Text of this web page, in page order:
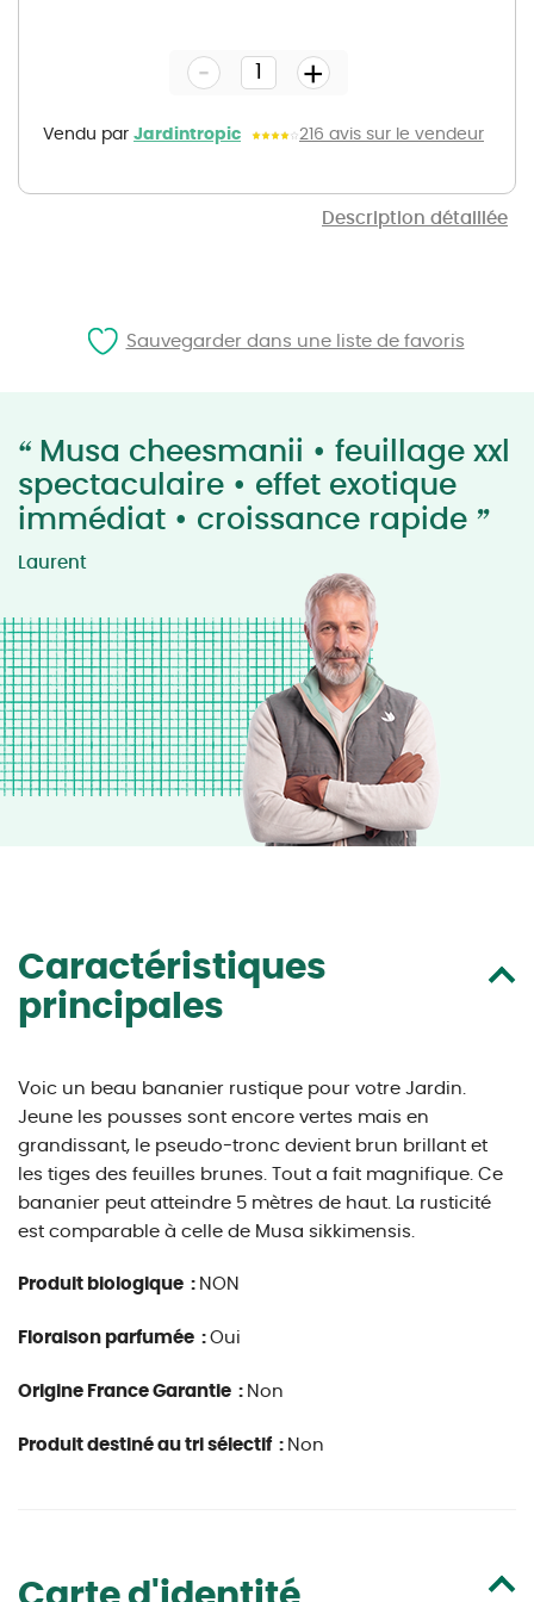
Description détaillée
gallery
Vendu par Jardintropic 216 avis sur le vendeur
- +
“ Musa cheesmanii • feuillage xxl
spectaculaire • effet exotique
immédiat • croissance rapide ”
Laurent
Caractéristiques
principales
Voic un beau bananier rustique pour votre Jardin.
Jeune les pousses sont encore vertes mais en
grandissant, le pseudo-tronc devient brun brillant et
les tiges des feuilles brunes. Tout a fait magnifique. Ce
bananier peut atteindre 5 mètres de haut. La rusticité
est comparable à celle de Musa sikkimensis.
Produit biologique : NON
Floraison parfumée : Oui
Origine France Garantie : Non
Produit destiné au tri sélectif : Non
Sauvegarder dans une liste de favoris